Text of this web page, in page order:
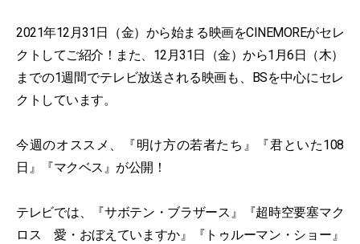
2021年12月31日（金）から始まる映画をCINEMOREがセレ
クトしてご紹介！また、12月31日（金）から1月6日（木）
までの1週間でテレビ放送される映画も、BSを中心にセレ
クトしています。
今週のオススメ、『明け方の若者たち』『君といた108
日』『マクベス』が公開！
テレビでは、『サボテン・ブラザース』『超時空要塞マク
ロス 愛・おぼえていますか』『トゥルーマン・ショー』